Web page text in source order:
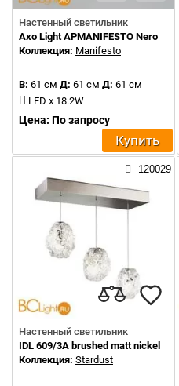
Настенный светильник
Axo Light APMANIFESTO Nero
Коллекция: Manifesto
В: 61 см Д: 61 см Д: 61 см
LED x 18.2W
Цена: По запросу
Купить
120029
Настенный светильник
IDL 609/3A brushed matt nickel
Коллекция: Stardust